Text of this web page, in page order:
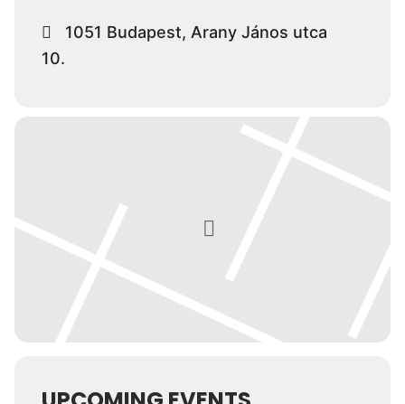
1051 Budapest, Arany János utca
10.